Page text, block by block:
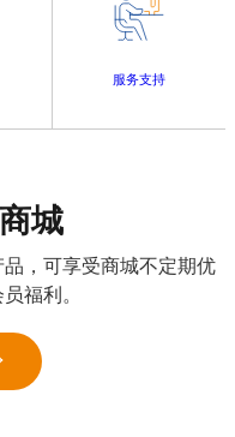
服务支持
城
，可享受商城不定期优
福利。